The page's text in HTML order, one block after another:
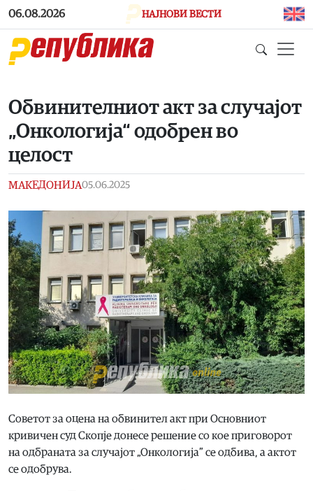
Skip to main content
06.08.2026 НАЈНОВИ ВЕСТИ
Обвинителниот акт за случајот
„Онкологија“ одобрен во
целост
МАКЕДОНИЈА05.06.2025
Советот за оцена на обвинител акт при Основниот
кривичен суд Скопје донесе решение со кое приговорот
на одбраната за случајот „Онкологија” се одбива, а актот
се одобрува.